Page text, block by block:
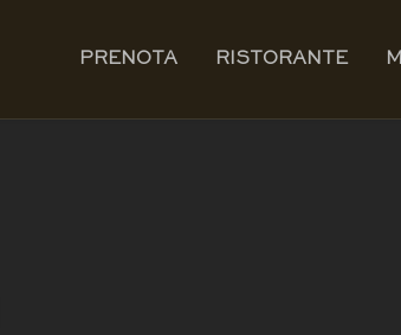
PRENOTA RISTORANTE